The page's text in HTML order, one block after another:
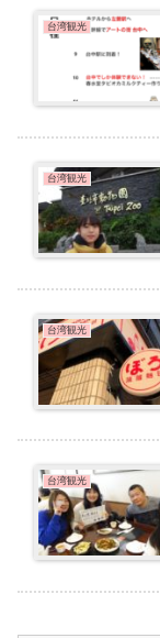
台湾観光
台湾観光
台湾観光
台湾観光